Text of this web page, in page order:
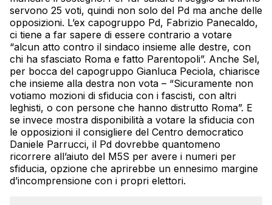
servono 25 voti, quindi non solo del Pd ma anche delle
opposizioni. L’ex capogruppo Pd, Fabrizio Panecaldo,
ci tiene a far sapere di essere contrario a votare
“alcun atto contro il sindaco insieme alle destre, con
chi ha sfasciato Roma e fatto Parentopoli”. Anche Sel,
per bocca del capogruppo Gianluca Peciola, chiarisce
che insieme alla destra non vota – “Sicuramente non
votiamo mozioni di sfiducia con i fascisti, con altri
leghisti, o con persone che hanno distrutto Roma”. E
se invece mostra disponibilità a votare la sfiducia con
le opposizioni il consigliere del Centro democratico
Daniele Parrucci, il Pd dovrebbe quantomeno
ricorrere all’aiuto del M5S per avere i numeri per
sfiducia, opzione che aprirebbe un ennesimo margine
d’incomprensione con i propri elettori.